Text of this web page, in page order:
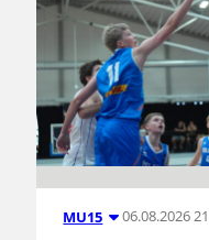
MU15 06.08.2026